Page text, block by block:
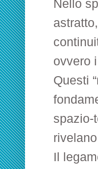
Nello
ovvero
Questi
spazio-
Il